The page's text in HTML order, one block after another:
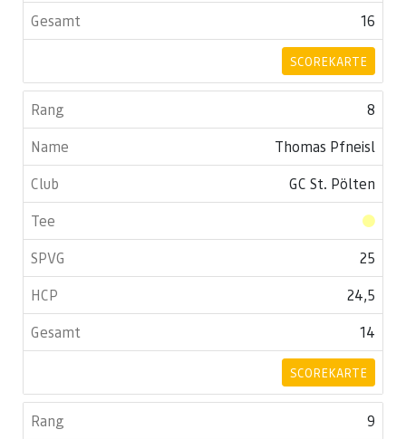
16
SCOREKARTE
8
Thomas Pfneisl
GC St. Pölten
25
24,5
14
SCOREKARTE
9